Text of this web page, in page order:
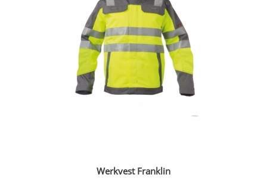
Werkvest Franklin